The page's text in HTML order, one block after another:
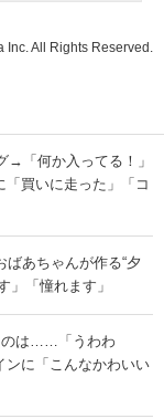
Inc. All Rights Reserved.
→「何か入ってる！」
買いに走った」「コ
ばあちゃんが作る“夕
」「憧れます」
のは……「うわわ
に「こんなかわいい